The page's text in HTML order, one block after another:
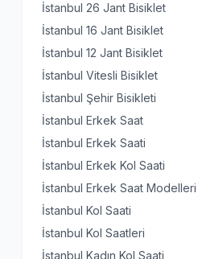
İstanbul 26 Jant Bisiklet
İstanbul 16 Jant Bisiklet
İstanbul 12 Jant Bisiklet
İstanbul Vitesli Bisiklet
İstanbul Şehir Bisikleti
İstanbul Erkek Saat
İstanbul Erkek Saati
İstanbul Erkek Kol Saati
İstanbul Erkek Saat Modelleri
İstanbul Kol Saati
İstanbul Kol Saatleri
İstanbul Kadın Kol Saati